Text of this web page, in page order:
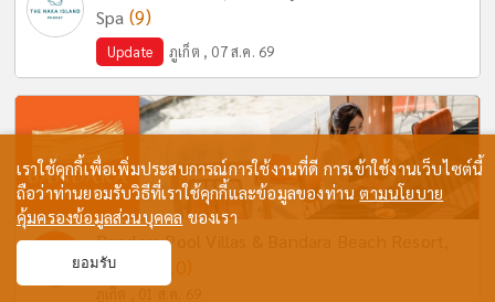
Spa (9)
Update ภูเก็ต , 07 ส.ค. 69
Bandara Pool Villas & Bandara Beach Resort,
Phuket
(10)
เราใช้คุกกี้เพื่อเพิ่มประสบการณ์การใช้งานที่ดี การเข้าใช้งานเว็บไซต์นี้
ถือว่าท่านยอมรับวิธีที่เราใช้คุกกี้และข้อมูลของท่านตามนโยบาย
คุ้มครองข้อมูลส่วนบุคคล ของเรา
ยอมรับ